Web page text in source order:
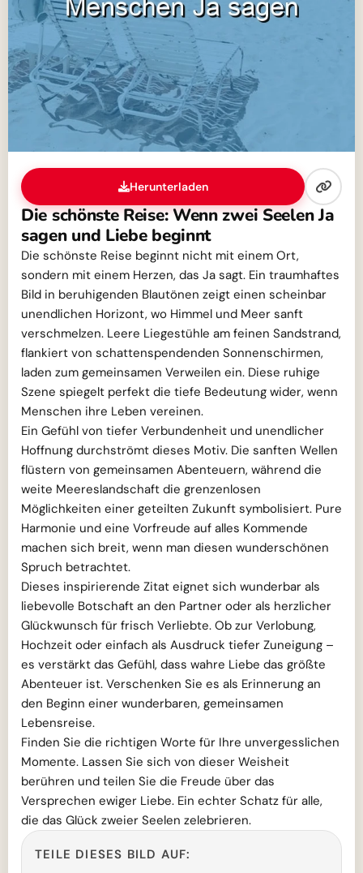
Herunterladen
Die schönste Reise: Wenn zwei Seelen Ja
sagen und Liebe beginnt
Die schönste Reise beginnt nicht mit einem Ort,
sondern mit einem Herzen, das Ja sagt. Ein traumhaftes
Bild in beruhigenden Blautönen zeigt einen scheinbar
unendlichen Horizont, wo Himmel und Meer sanft
verschmelzen. Leere Liegestühle am feinen Sandstrand,
flankiert von schattenspendenden Sonnenschirmen,
laden zum gemeinsamen Verweilen ein. Diese ruhige
Szene spiegelt perfekt die tiefe Bedeutung wider, wenn
Menschen ihre Leben vereinen.
Ein Gefühl von tiefer Verbundenheit und unendlicher
Hoffnung durchströmt dieses Motiv. Die sanften Wellen
flüstern von gemeinsamen Abenteuern, während die
weite Meereslandschaft die grenzenlosen
Möglichkeiten einer geteilten Zukunft symbolisiert. Pure
Harmonie und eine Vorfreude auf alles Kommende
machen sich breit, wenn man diesen wunderschönen
Spruch betrachtet.
Dieses inspirierende Zitat eignet sich wunderbar als
liebevolle Botschaft an den Partner oder als herzlicher
Glückwunsch für frisch Verliebte. Ob zur Verlobung,
Hochzeit oder einfach als Ausdruck tiefer Zuneigung –
es verstärkt das Gefühl, dass wahre Liebe das größte
Abenteuer ist. Verschenken Sie es als Erinnerung an
den Beginn einer wunderbaren, gemeinsamen
Lebensreise.
Finden Sie die richtigen Worte für Ihre unvergesslichen
Momente. Lassen Sie sich von dieser Weisheit
berühren und teilen Sie die Freude über das
Versprechen ewiger Liebe. Ein echter Schatz für alle,
die das Glück zweier Seelen zelebrieren.
TEILE DIESES BILD AUF: